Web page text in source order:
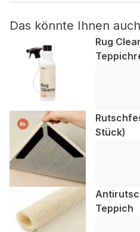
Das könnte Ihnen
Rug
Stück)
Teppich
Nicht kategorisiert.
Andere nicht kategorisierte
analysiert werden und noch
wurden.
Alle
Meine